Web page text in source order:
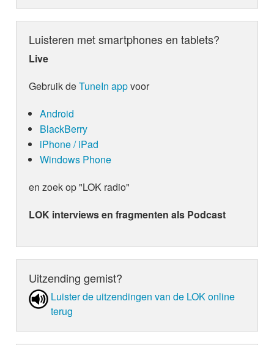
Luisteren met smartphones en tablets?
Live
Gebruik deTuneIn appvoor
Android
BlackBerry
iPhone / iPad
Windows Phone
en zoek op "LOK radio"
LOK interviews en fragmenten als Podcast
Uitzending gemist?
Luister de uit­zen­din­gen van de LOK online
terug